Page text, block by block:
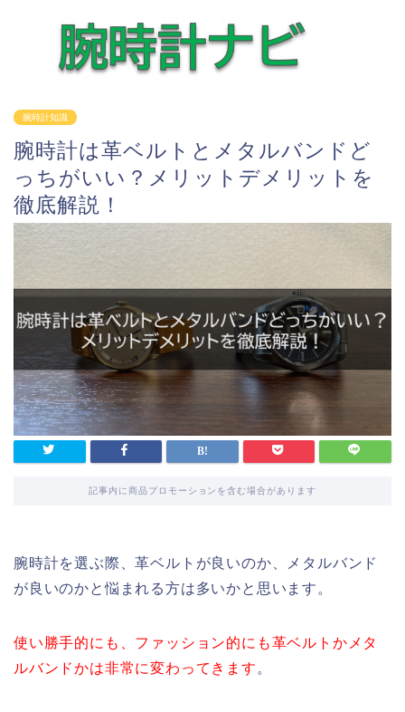
腕時計知識
腕時計は革ベルトとメタルバンドど
っちがいい？メリットデメリットを
徹底解説！
記事内に商品プロモーションを含む場合があります
腕時計を選ぶ際、革ベルトが良いのか、メタルバンド
が良いのかと悩まれる方は多いかと思います。
使い勝手的にも、ファッション的にも革ベルトかメタ
ルバンドかは非常に変わってきます 。